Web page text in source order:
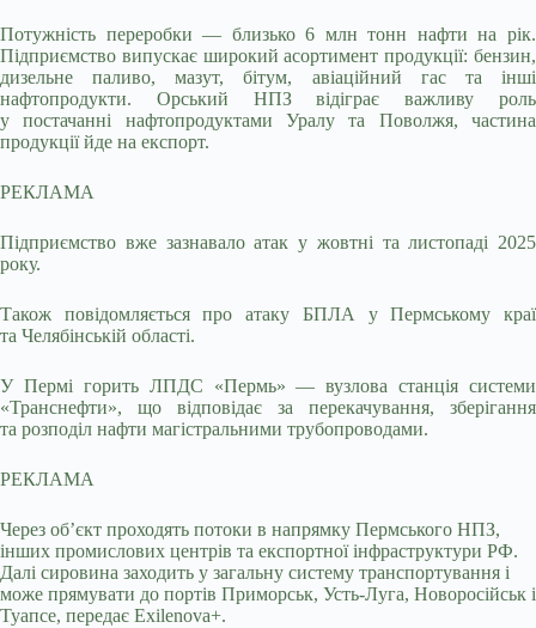
Потужність переробки — близько 6 млн тонн нафти на рік.
Підприємство випускає широкий асортимент продукції: бензин,
дизельне паливо, мазут, бітум, авіаційний гас та інші
нафтопродукти. Орський НПЗ відіграє важливу роль
у постачанні нафтопродуктами Уралу та Поволжя, частина
продукції йде на експорт.
РЕКЛАМА
Підприємство вже зазнавало атак у жовтні та листопаді 2025
року.
Також повідомляється про атаку БПЛА у Пермському краї
та Челябінській області.
У Пермі горить ЛПДС «Пермь» — вузлова станція системи
«Транснефти», що відповідає за перекачування, зберігання
та розподіл нафти магістральними трубопроводами.
РЕКЛАМА
Через об’єкт проходять потоки в напрямку Пермського НПЗ,
інших промислових центрів та експортної інфраструктури РФ.
Далі сировина заходить у загальну систему транспортування і
може прямувати до портів Приморськ, Усть-Луга, Новоросійськ і
Туапсе, передає Еxilenova+.